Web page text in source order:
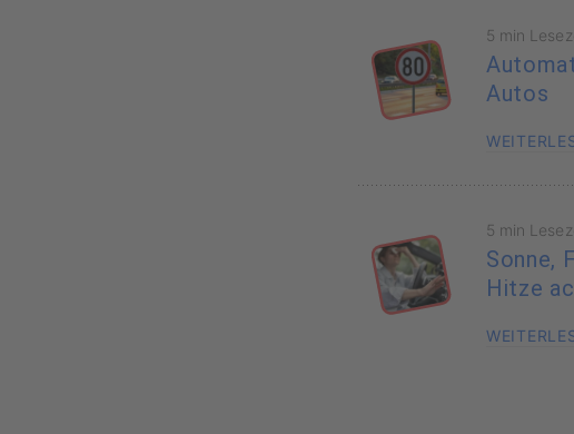
5 min
Autos
5 min
Sonne,
Hitze